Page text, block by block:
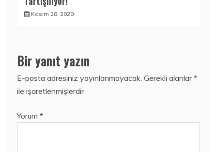
Kasım 28, 2020
Bir yanıt yazın
E-posta adresiniz yayınlanmayacak. Gerekli alanlar*
ile işaretlenmişlerdir
Yorum *